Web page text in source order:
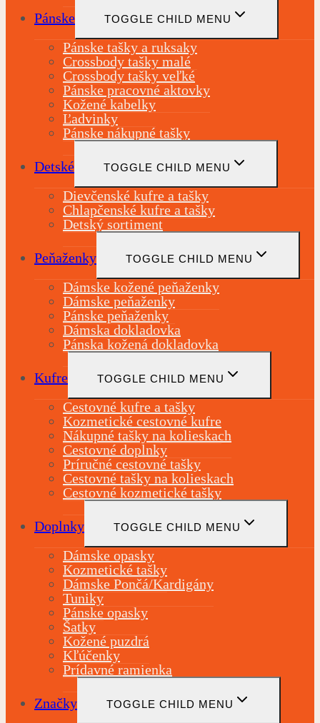
Pánske TOGGLE CHILD MENU
Pánske tašky a ruksaky
Crossbody tašky malé
Crossbody tašky veľké
Pánske pracovné aktovky
Kožené kabelky
Ľadvinky
Pánske nákupné tašky
Detské TOGGLE CHILD MENU
Dievčenské kufre a tašky
Chlapčenské kufre a tašky
Detský sortiment
Peňaženky TOGGLE CHILD MENU
Dámske kožené peňaženky
Dámske peňaženky
Pánske peňaženky
Dámska dokladovka
Pánska kožená dokladovka
Kufre TOGGLE CHILD MENU
Cestovné kufre a tašky
Kozmetické cestovné kufre
Nákupné tašky na kolieskach
Cestovné doplnky
Príručné cestovné tašky
Cestovné tašky na kolieskach
Cestovné kozmetické tašky
Doplnky TOGGLE CHILD MENU
Dámske opasky
Kozmetické tašky
Dámske Pončá/Kardigány
Tuniky
Pánske opasky
Šatky
Kožené puzdrá
Kľúčenky
Prídavné ramienka
Značky TOGGLE CHILD MENU